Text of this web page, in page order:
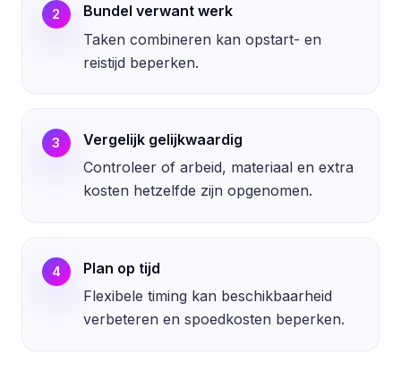
2
Bundel verwant werk
Taken combineren kan opstart- en
reistijd beperken.
3
Vergelijk gelijkwaardig
Controleer of arbeid, materiaal en extra
kosten hetzelfde zijn opgenomen.
4
Plan op tijd
Flexibele timing kan beschikbaarheid
verbeteren en spoedkosten beperken.